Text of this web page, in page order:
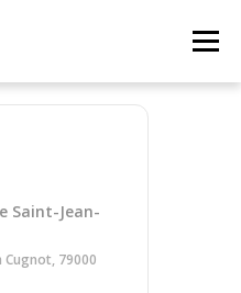
Menu
Saint-Jean-
Cugnot, 79000